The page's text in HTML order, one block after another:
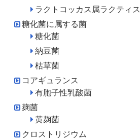
ラクトコッカス属ラクティス
糖化菌に属する菌
糖化菌
納豆菌
枯草菌
コアギュランス
有胞子性乳酸菌
麹菌
黄麹菌
クロストリジウム